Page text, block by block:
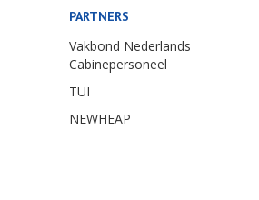
PARTNERS
Vakbond Nederlands
Cabinepersoneel
TUI
NEWHEAP